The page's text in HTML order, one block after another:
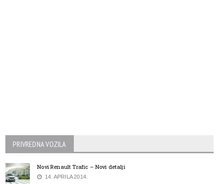
PRIVREDNA VOZILA
Novi Renault Trafic – Novi detalji
14. APRILA 2014.